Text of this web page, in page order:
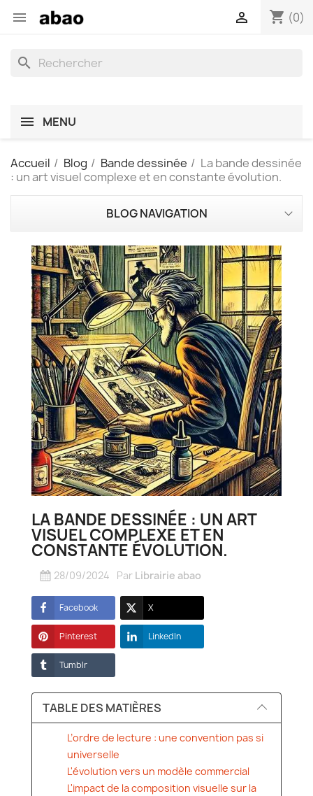
 shopping_cart (0)

search
MENU
Accueil Blog Bande dessinée
La bande dessinée
: un art visuel complexe et en constante évolution.
BLOG NAVIGATION
LA BANDE DESSINÉE : UN ART
VISUEL COMPLEXE ET EN
CONSTANTE ÉVOLUTION.
28/09/2024 Par Librairie abao
Facebook X
Pinterest LinkedIn
Tumblr
TABLE DES MATIÈRES
L’ordre de lecture : une convention pas si
universelle
L'évolution vers un modèle commercial
L'impact de la composition visuelle sur la